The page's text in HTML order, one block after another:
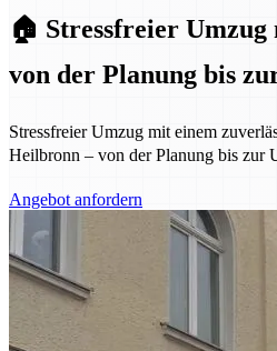
🏠 Stressfreier
von der Planung bis
Stressfreier Umzug mit einem
Heilbronn – von der Planung bis zur
Angebot anfordern